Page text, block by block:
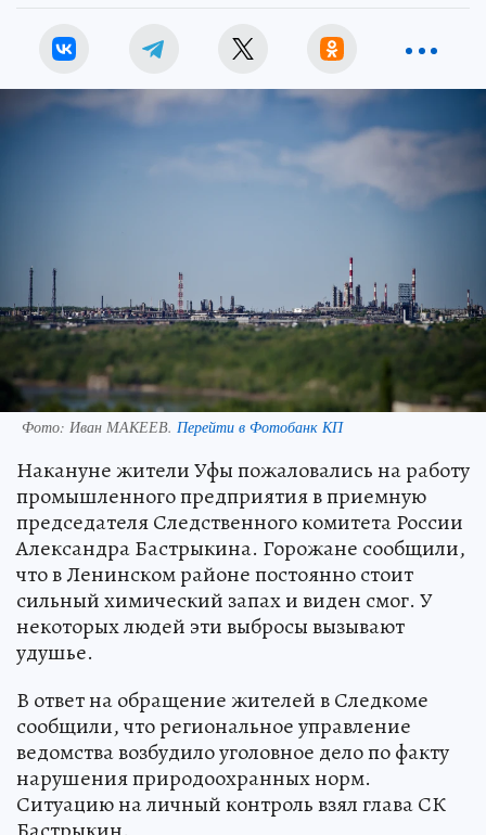
Фото: Иван МАКЕЕВ. Перейти в Фотобанк КП
Накануне жители Уфы пожаловались на работу
промышленного предприятия в приемную
председателя Следственного комитета России
Александра Бастрыкина. Горожане сообщили,
что в Ленинском районе постоянно стоит
сильный химический запах и виден смог. У
некоторых людей эти выбросы вызывают
удушье.
В ответ на обращение жителей в Следкоме
сообщили, что региональное управление
ведомства возбудило уголовное дело по факту
нарушения природоохранных норм.
Ситуацию на личный контроль взял глава СК